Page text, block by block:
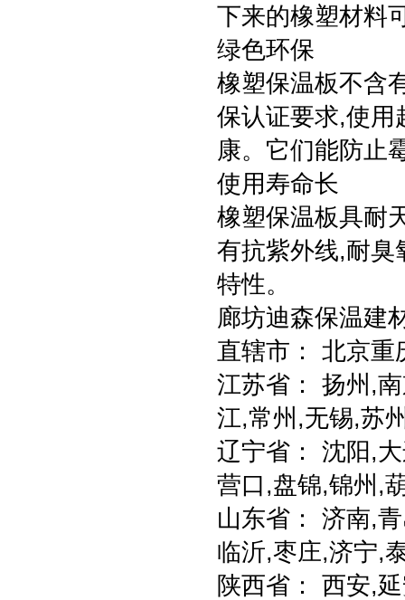
下来的橡塑材料
绿色环保
橡塑保温板不含
保认证要求,使用
康。它们能防止
使用寿命长
橡塑保温板具耐
有抗紫外线,耐臭
特性。
廊坊迪森保温建
直辖市： 北京重
江苏省： 扬州,
江,常州,无锡,苏
辽宁省： 沈阳,
营口,盘锦,锦州,
山东省： 济南,
临沂,枣庄,济宁,
陕西省： 西安,